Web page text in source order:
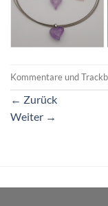
Kommentare und
← Zurück
Weiter →